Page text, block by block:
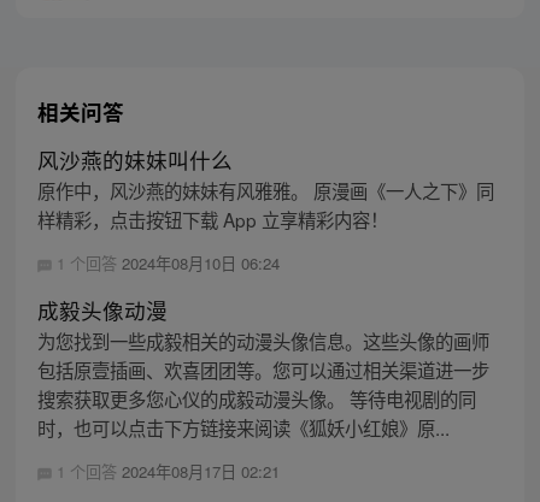
相关问答
风沙燕的妹妹叫什么
原作中，风沙燕的妹妹有风雅雅。 原漫画《一人之下》同
样精彩，点击按钮下载 App 立享精彩内容！
1 个回答 2024年08月10日 06:24
成毅头像动漫
为您找到一些成毅相关的动漫头像信息。这些头像的画师
包括原壹插画、欢喜团团等。您可以通过相关渠道进一步
搜索获取更多您心仪的成毅动漫头像。 等待电视剧的同
时，也可以点击下方链接来阅读《狐妖小红娘》原...
1 个回答 2024年08月17日 02:21